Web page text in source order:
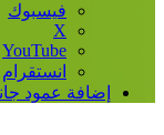
فيسبوك
‫X
‫YouTube
انستقرام
إضافة عمود